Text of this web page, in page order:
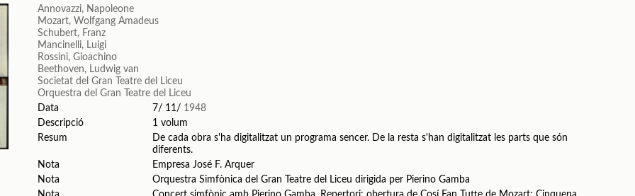
Annovazzi, Napoleone
Mozart, Wolfgang Amadeus
Schubert, Franz
Mancinelli, Luigi
Rossini, Gioachino
Beethoven, Ludwig van
Societat del Gran Teatre del Liceu
Orquestra del Gran Teatre del Liceu
Data
7/ 11/ 1948
Descripció
1 volum
Resum
De cada obra s'ha digitalitzat un programa sencer. De la resta s'han digitalitzat les parts que són
diferents.
Nota
Empresa José F. Arquer
Nota
Orquestra Simfònica del Gran Teatre del Liceu dirigida per Pierino Gamba